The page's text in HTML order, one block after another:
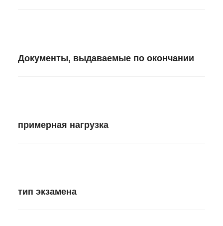
Документы, выдаваемые по окончании
примерная нагрузка
тип экзамена